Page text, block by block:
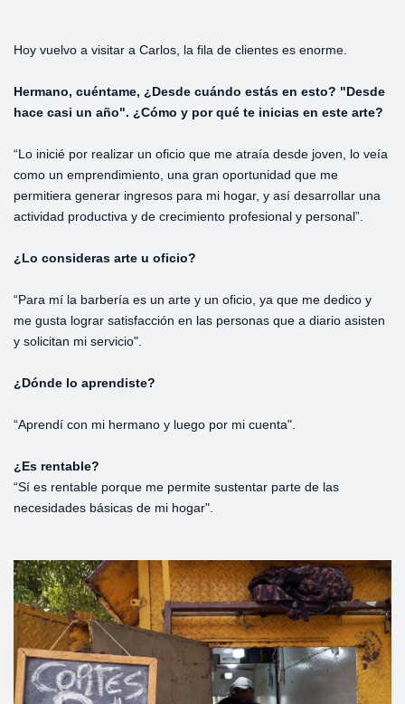
Hoy vuelvo a visitar a Carlos, la fila de clientes es enorme.
Hermano, cuéntame, ¿Desde cuándo estás en esto? "Desde
hace casi un año". ¿Cómo y por qué te inicias en este arte?
“Lo inicié por realizar un oficio que me atraía desde joven, lo veía
como un emprendimiento, una gran oportunidad que me
permitiera generar ingresos para mi hogar, y así desarrollar una
actividad productiva y de crecimiento profesional y personal”.
¿Lo consideras arte u oficio?
“Para mí la barbería es un arte y un oficio, ya que me dedico y
me gusta lograr satisfacción en las personas que a diario asisten
y solicitan mi servicio".
¿Dónde lo aprendiste?
“Aprendí con mi hermano y luego por mi cuenta".
¿Es rentable?
“Sí es rentable porque me permite sustentar parte de las
necesidades básicas de mi hogar".